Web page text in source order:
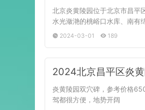
北京炎黄陵园位于北京市昌平
水光潋滟的桃峪口水库、南有
2024-03-01 189
2024北京昌平区炎
炎黄陵园双穴碑，参考价格
驾都很方便，地势开阔